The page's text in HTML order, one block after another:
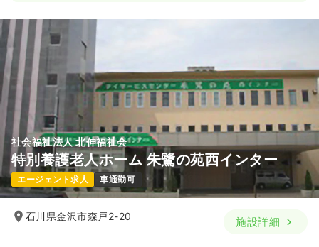
社会福祉法人 北伸福祉会
特別養護老人ホーム 朱鷺の苑西インター
エージェント求人 車通勤可
石川県金沢市森戸2-20 施設詳細